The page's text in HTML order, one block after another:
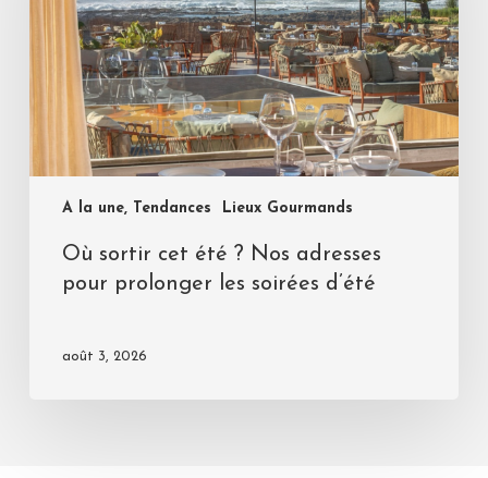
A la une, Tendances Lieux Gourmands
Où sortir cet été ? Nos adresses
pour prolonger les soirées d’été
août 3, 2026